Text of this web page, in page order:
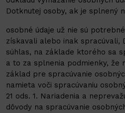
Dotknutej osoby, ak je splnený
osobné údaje už nie sú
získavali alebo inak spracúvali,
súhlas, na základe ktorého sa
a to za splnenia podmienky, že
základ pre spracúvanie
namieta voči spracúvaniu
21 ods. 1. Nariadenia a
dôvody na spracúvanie